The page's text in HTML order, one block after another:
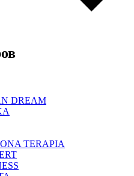
DREAM
TERAPIA